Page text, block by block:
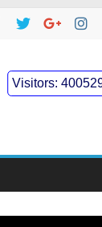
Visitors: